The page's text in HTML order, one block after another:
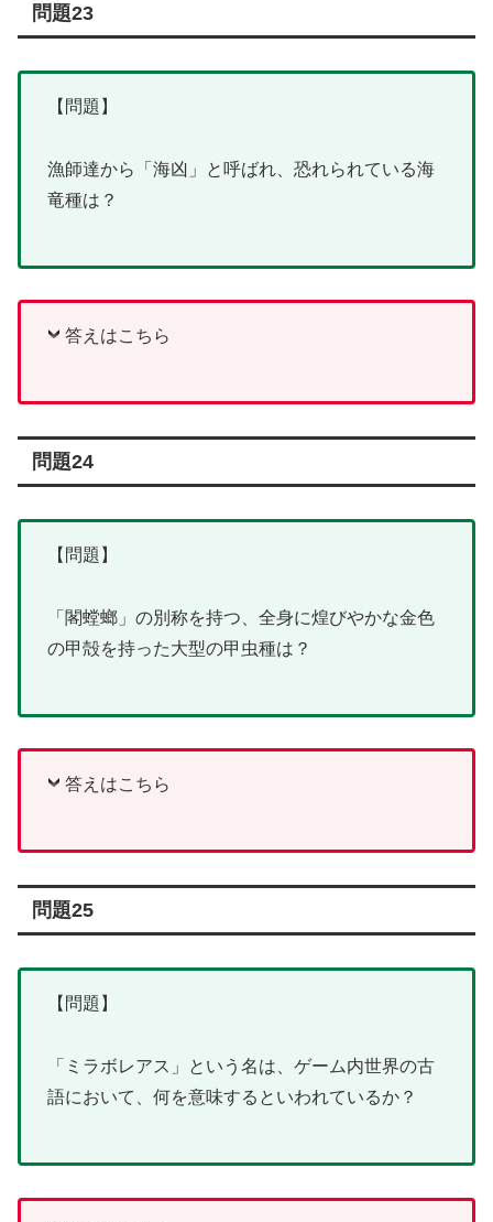
問題23
【問題】
漁師達から「海凶」と呼ばれ、恐れられている海
竜種は？
答えはこちら
問題24
【問題】
「閣螳螂」の別称を持つ、全身に煌びやかな金色
の甲殻を持った大型の甲虫種は？
答えはこちら
問題25
【問題】
「ミラボレアス」という名は、ゲーム内世界の古
語において、何を意味するといわれているか？